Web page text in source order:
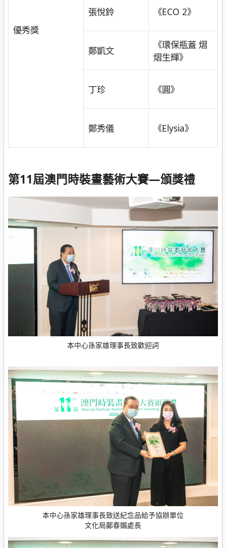
優秀獎
張悅鈴 《ECO 2》
鄭凱文
《環保瓶蓋 熠
熠生輝》
丁珍 《圓》
鄭秀儀 《Elysia》
第11屆澳門時裝畫藝術大賽—頒獎禮
本中心孫家雄理事長致歡迎詞
本中心孫家雄理事長致送紀念品給予協辦單位
文化局鄺春媚處長